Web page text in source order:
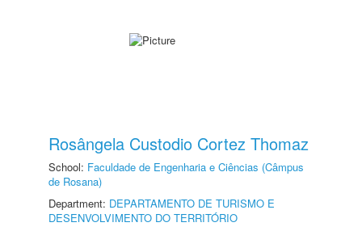
Rosângela Custodio Cortez Thomaz
School: Faculdade de Engenharia e Ciências (Câmpus
de Rosana)
Department: DEPARTAMENTO DE TURISMO E
DESENVOLVIMENTO DO TERRITÓRIO